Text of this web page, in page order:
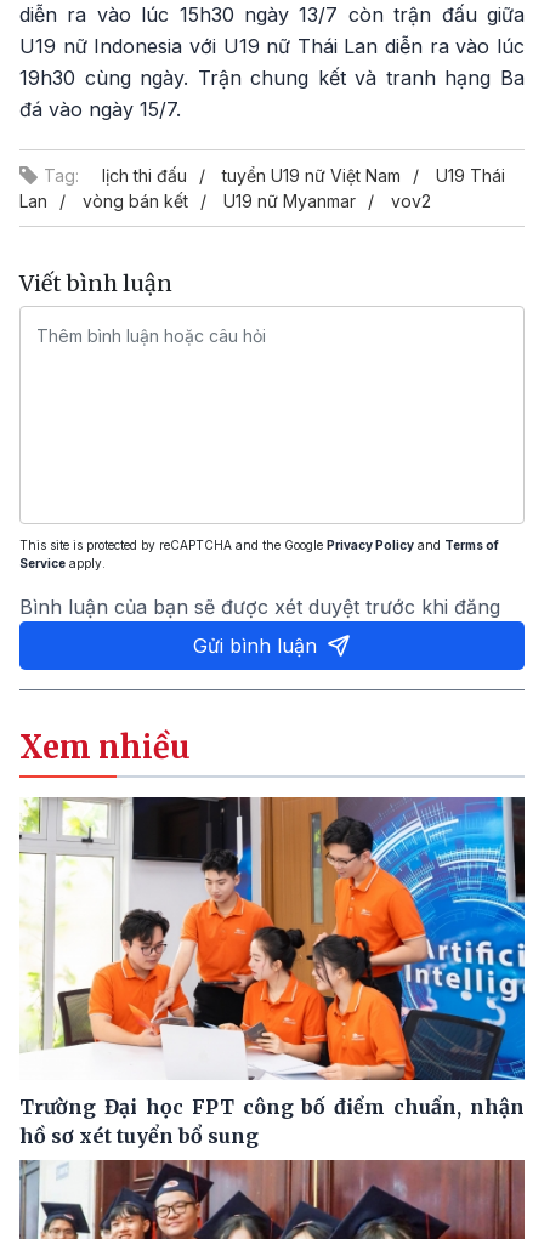
diễn ra vào lúc 15h30 ngày 13/7 còn trận đấu giữa
U19 nữ Indonesia với U19 nữ Thái Lan diễn ra vào lúc
19h30 cùng ngày. Trận chung kết và tranh hạng Ba
đá vào ngày 15/7.
Tag: lịch thi đấu tuyển U19 nữ Việt Nam
U19 Thái
Lan
vòng bán kết U19 nữ Myanmar vov2
Viết bình luận
This site is protected by reCAPTCHA and the Google Privacy Policy and Terms of
Service apply.
Bình luận của bạn sẽ được xét duyệt trước khi đăng
Gửi bình luận
Xem nhiều
Trường Đại học FPT công bố điểm chuẩn, nhận
hồ sơ xét tuyển bổ sung